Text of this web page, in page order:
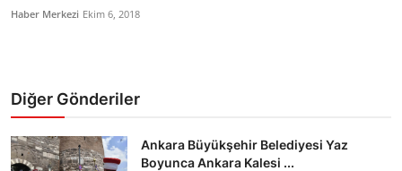
Haber Merkezi Ekim 6, 2018
Diğer Gönderiler
Ankara Büyükşehir Belediyesi Yaz
Boyunca Ankara Kalesi ...